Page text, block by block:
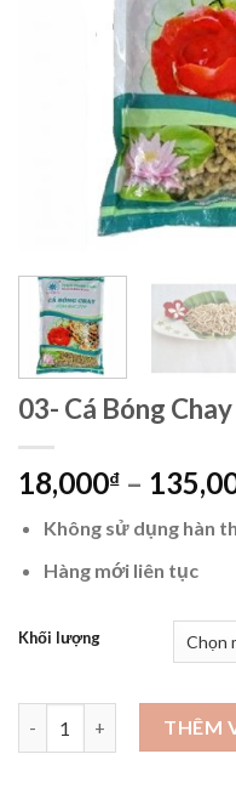
03- Cá Bóng
18,000₫ –
Không sử dụng hàn
Hàng mới liên tục
Khối lượng
03- Cá Bóng Chay Thanh
THÊM